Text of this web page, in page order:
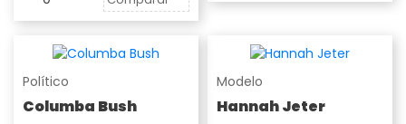
Político
Columba Bush
Modelo
Hannah Jeter